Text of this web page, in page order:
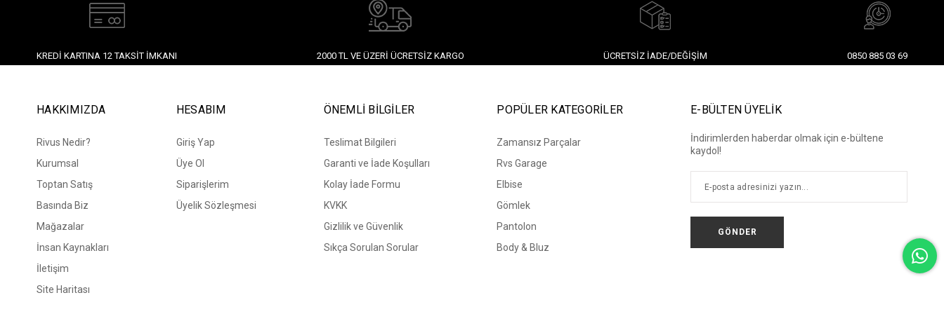
KREDI KARTINA 12 TAKSIT İMKANI 2000 TL VE ÜZERI ÜCRETSIZ KARGO ÜCRETSIZ İADE/DEĞIŞIM 0850 885 03 69
HAKKIMIZDA
Rivus Nedir?
Kurumsal
Toptan Satış
Basında Biz
Mağazalar
İnsan Kaynakları
İletişim
Site Haritası
HESABIM
Giriş Yap
Üye Ol
Siparişlerim
Üyelik Sözleşmesi
ÖNEMLİ BİLGİLER
Teslimat Bilgileri
Garanti ve İade Koşulları
Kolay İade Formu
KVKK
Gizlilik ve Güvenlik
Sıkça Sorulan Sorular
POPÜLER KATEGORİLER
Zamansız Parçalar
Rvs Garage
Elbise
Gömlek
Pantolon
Body & Bluz
E-BÜLTEN ÜYELİK
İndirimlerden haberdar olmak için e-bültene
kaydol!
GÖNDER